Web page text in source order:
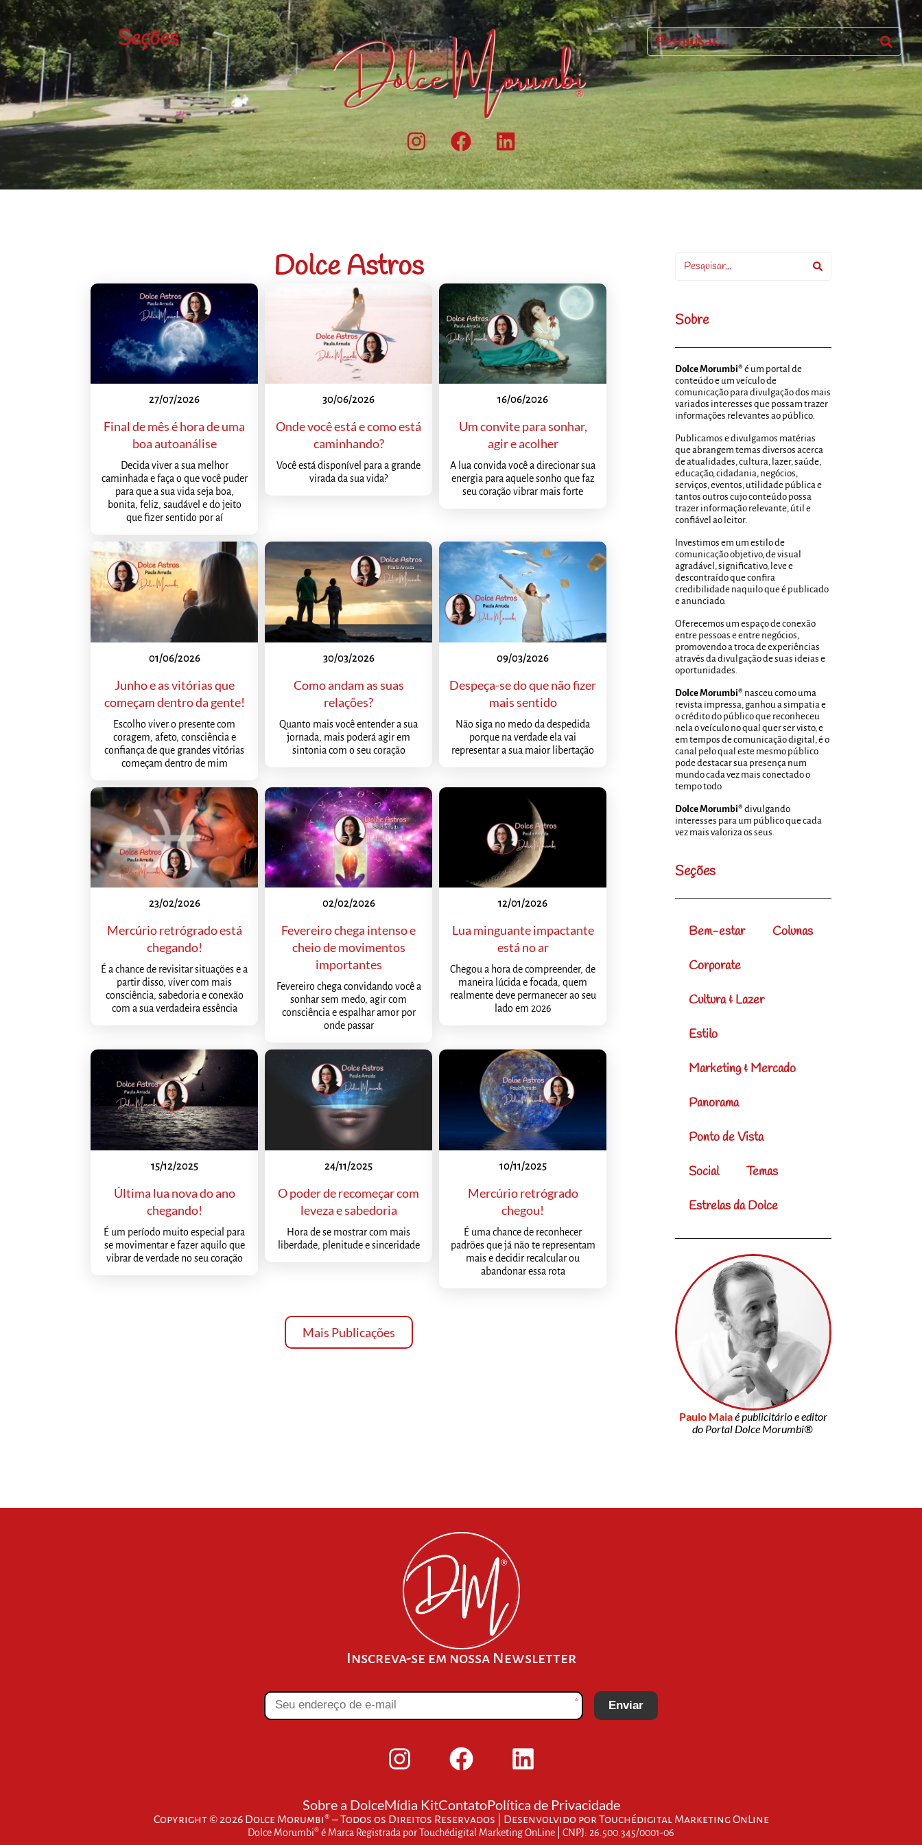
Seções
Dolce Astros
27/07/2026
Final de mês é hora de uma
boa autoanálise
Decida viver a sua melhor
caminhada e faça o que você puder
para que a sua vida seja boa,
bonita, feliz, saudável e do jeito
que fizer sentido por aí
30/06/2026
Onde você está e como está
caminhando?
Você está disponível para a grande
virada da sua vida?
16/06/2026
Um convite para sonhar,
agir e acolher
A lua convida você a direcionar sua
energia para aquele sonho que faz
seu coração vibrar mais forte
01/06/2026
Junho e as vitórias que
começam dentro da gente!
Escolho viver o presente com
coragem, afeto, consciência e
confiança de que grandes vitórias
começam dentro de mim
30/03/2026
Como andam as suas
relações?
Quanto mais você entender a sua
jornada, mais poderá agir em
sintonia com o seu coração
09/03/2026
Despeça-se do que não fizer
mais sentido
Não siga no medo da despedida
porque na verdade ela vai
representar a sua maior libertação
23/02/2026
Mercúrio retrógrado está
chegando!
É a chance de revisitar situações e a
partir disso, viver com mais
consciência, sabedoria e conexão
com a sua verdadeira essência
02/02/2026
Fevereiro chega intenso e
cheio de movimentos
importantes
Fevereiro chega convidando você a
sonhar sem medo, agir com
consciência e espalhar amor por
onde passar
12/01/2026
Lua minguante impactante
está no ar
Chegou a hora de compreender, de
maneira lúcida e focada, quem
realmente deve permanecer ao seu
lado em 2026
15/12/2025
Última lua nova do ano
chegando!
É um período muito especial para
se movimentar e fazer aquilo que
vibrar de verdade no seu coração
24/11/2025
O poder de recomeçar com
leveza e sabedoria
Hora de se mostrar com mais
liberdade, plenitude e sinceridade
10/11/2025
Mercúrio retrógrado
chegou!
É uma chance de reconhecer
padrões que já não te representam
mais e decidir recalcular ou
abandonar essa rota
Mais Publicações
Sobre
Dolce Morumbi® é um portal de
conteúdo e um veículo de
comunicação para divulgação dos mais
variados interesses que possam trazer
informações relevantes ao público.
Publicamos e divulgamos matérias
que abrangem temas diversos acerca
de atualidades, cultura, lazer, saúde,
educação, cidadania, negócios,
serviços, eventos, utilidade pública e
tantos outros cujo conteúdo possa
trazer informação relevante, útil e
confiável ao leitor.
Investimos em um estilo de
comunicação objetivo, de visual
agradável, significativo, leve e
descontraído que confira
credibilidade naquilo que é publicado
e anunciado.
Oferecemos um espaço de conexão
entre pessoas e entre negócios,
promovendo a troca de experiências
através da divulgação de suas ideias e
oportunidades.
Dolce Morumbi® nasceu como uma
revista impressa, ganhou a simpatia e
o crédito do público que reconheceu
nela o veículo no qual quer ser visto, e
em tempos de comunicação digital, é o
canal pelo qual este mesmo público
pode destacar sua presença num
mundo cada vez mais conectado o
tempo todo.
Dolce Morumbi® divulgando
interesses para um público que cada
vez mais valoriza os seus.
Seções
Bem-estar Colunas
Corporate
Cultura & Lazer
Estilo
Marketing & Mercado
Panorama
Ponto de Vista
Social Temas
Estrelas da Dolce
Paulo Maiaé publicitário e editor
do Portal Dolce Morumbi®
Inscreva-se em nossa Newsletter
* Enviar
Sobre a DolceMídia KitContatoPolítica de Privacidade
Copyright © 2026 Dolce Morumbi® – Todos os Direitos Reservados | Desenvolvido por Touchédigital Marketing OnLine
Dolce Morumbi® é Marca Registrada por Touchédigital Marketing OnLine | CNPJ: 26.500.345/0001-06